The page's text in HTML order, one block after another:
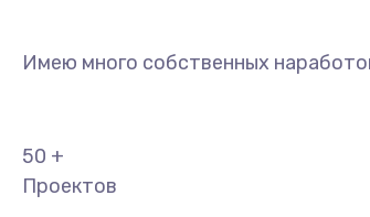
Имею много собственных
50 +
Проектов